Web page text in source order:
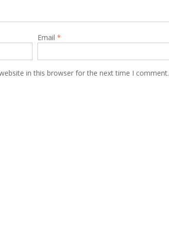
Email*
in this browser for the next time I comment.